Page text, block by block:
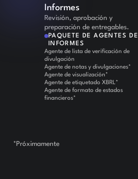
Informes
Revisión, aprobación y
preparación de entregables.
PAQUETE DE AGENTES DE
INFORMES
Agente de lista de verificación de
divulgación
Agente de notas y divulgaciones*
Agente de visualización*
Agente de etiquetado XBRL*
Agente de formato de estados
financieros*
*Próximamente